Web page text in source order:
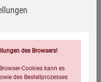
für Stabilität
– gezielt und
Reinigung
des Browsers!
Cookies kann es
des Bestellprozesses